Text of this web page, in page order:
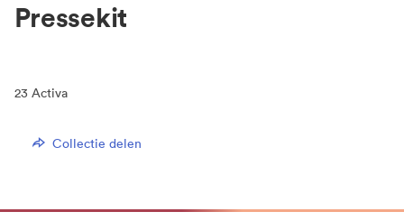
Pressekit
23 Activa
Collectie delen